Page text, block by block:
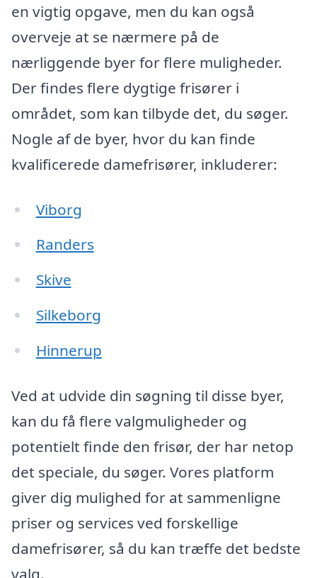
en vigtig opgave, men du kan også
overveje at se nærmere på de
nærliggende byer for flere muligheder.
Der findes flere dygtige frisører i
området, som kan tilbyde det, du søger.
Nogle af de byer, hvor du kan finde
kvalificerede damefrisører, inkluderer:
Viborg
Randers
Skive
Silkeborg
Hinnerup
Ved at udvide din søgning til disse byer,
kan du få flere valgmuligheder og
potentielt finde den frisør, der har netop
det speciale, du søger. Vores platform
giver dig mulighed for at sammenligne
priser og services ved forskellige
damefrisører, så du kan træffe det bedste
valg.